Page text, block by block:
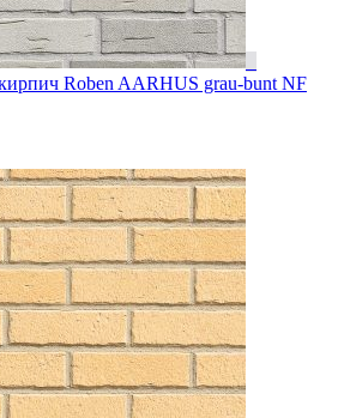
Roben AARHUS grau-bunt NF